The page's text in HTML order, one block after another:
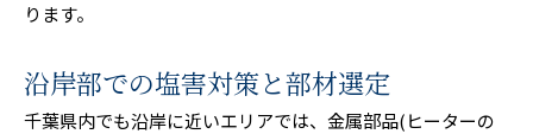
ります。
沿岸部での塩害対策と部材選定
千葉県内でも沿岸に近いエリアでは、金属部品(ヒーターの